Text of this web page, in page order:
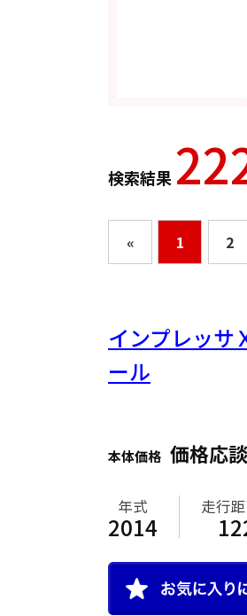
検索結果
« 1 2
インプレッサ
ール
本体価格 価格応談
年式
2014
走行